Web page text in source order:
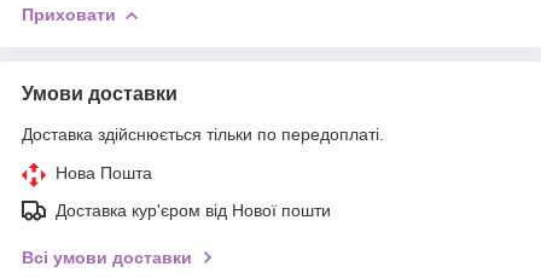
Приховати
Умови доставки
Доставка здійснюється тільки по передоплаті.
Нова Пошта
Доставка кур'єром від Нової пошти
Всі умови доставки